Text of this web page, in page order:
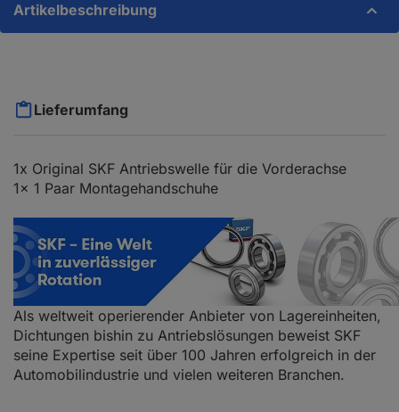
Artikelbeschreibung
Lieferumfang
1x Original SKF Antriebswelle für die Vorderachse
1x 1 Paar Montagehandschuhe
Als weltweit operierender Anbieter von Lagereinheiten,
Dichtungen bishin zu Antriebslösungen beweist SKF
seine Expertise seit über 100 Jahren erfolgreich in der
Automobilindustrie und vielen weiteren Branchen.